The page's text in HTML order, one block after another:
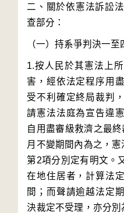
二、關於依憲法訴訟
1.按人民於其憲法上
害，經依法定程序用
受不利確定終局裁判
請憲法法庭為宣告違
自用盡審級救濟之最
月不變期間內為之，
第2項分別定有明文。
在地住居者，計算法
間；而聲請逾越法定
決裁定不受理，亦分